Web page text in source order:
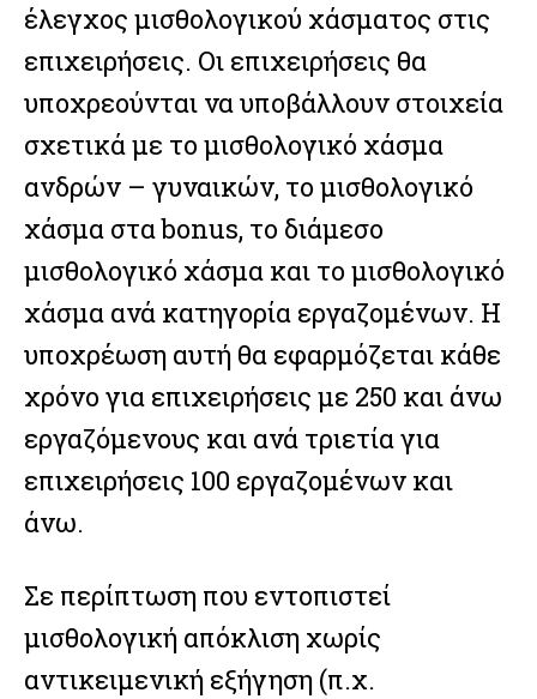
έλεγχος μισθολογικού χάσματος στις
επιχειρήσεις. Οι επιχειρήσεις θα
υποχρεούνται να υποβάλλουν στοιχεία
σχετικά με το μισθολογικό χάσμα
ανδρών – γυναικών, το μισθολογικό
χάσμα στα bonus, το διάμεσο
μισθολογικό χάσμα και το μισθολογικό
χάσμα ανά κατηγορία εργαζομένων. Η
υποχρέωση αυτή θα εφαρμόζεται κάθε
χρόνο για επιχειρήσεις με 250 και άνω
εργαζόμενους και ανά τριετία για
επιχειρήσεις 100 εργαζομένων και
άνω.
Σε περίπτωση που εντοπιστεί
μισθολογική απόκλιση χωρίς
αντικειμενική εξήγηση (π.χ.